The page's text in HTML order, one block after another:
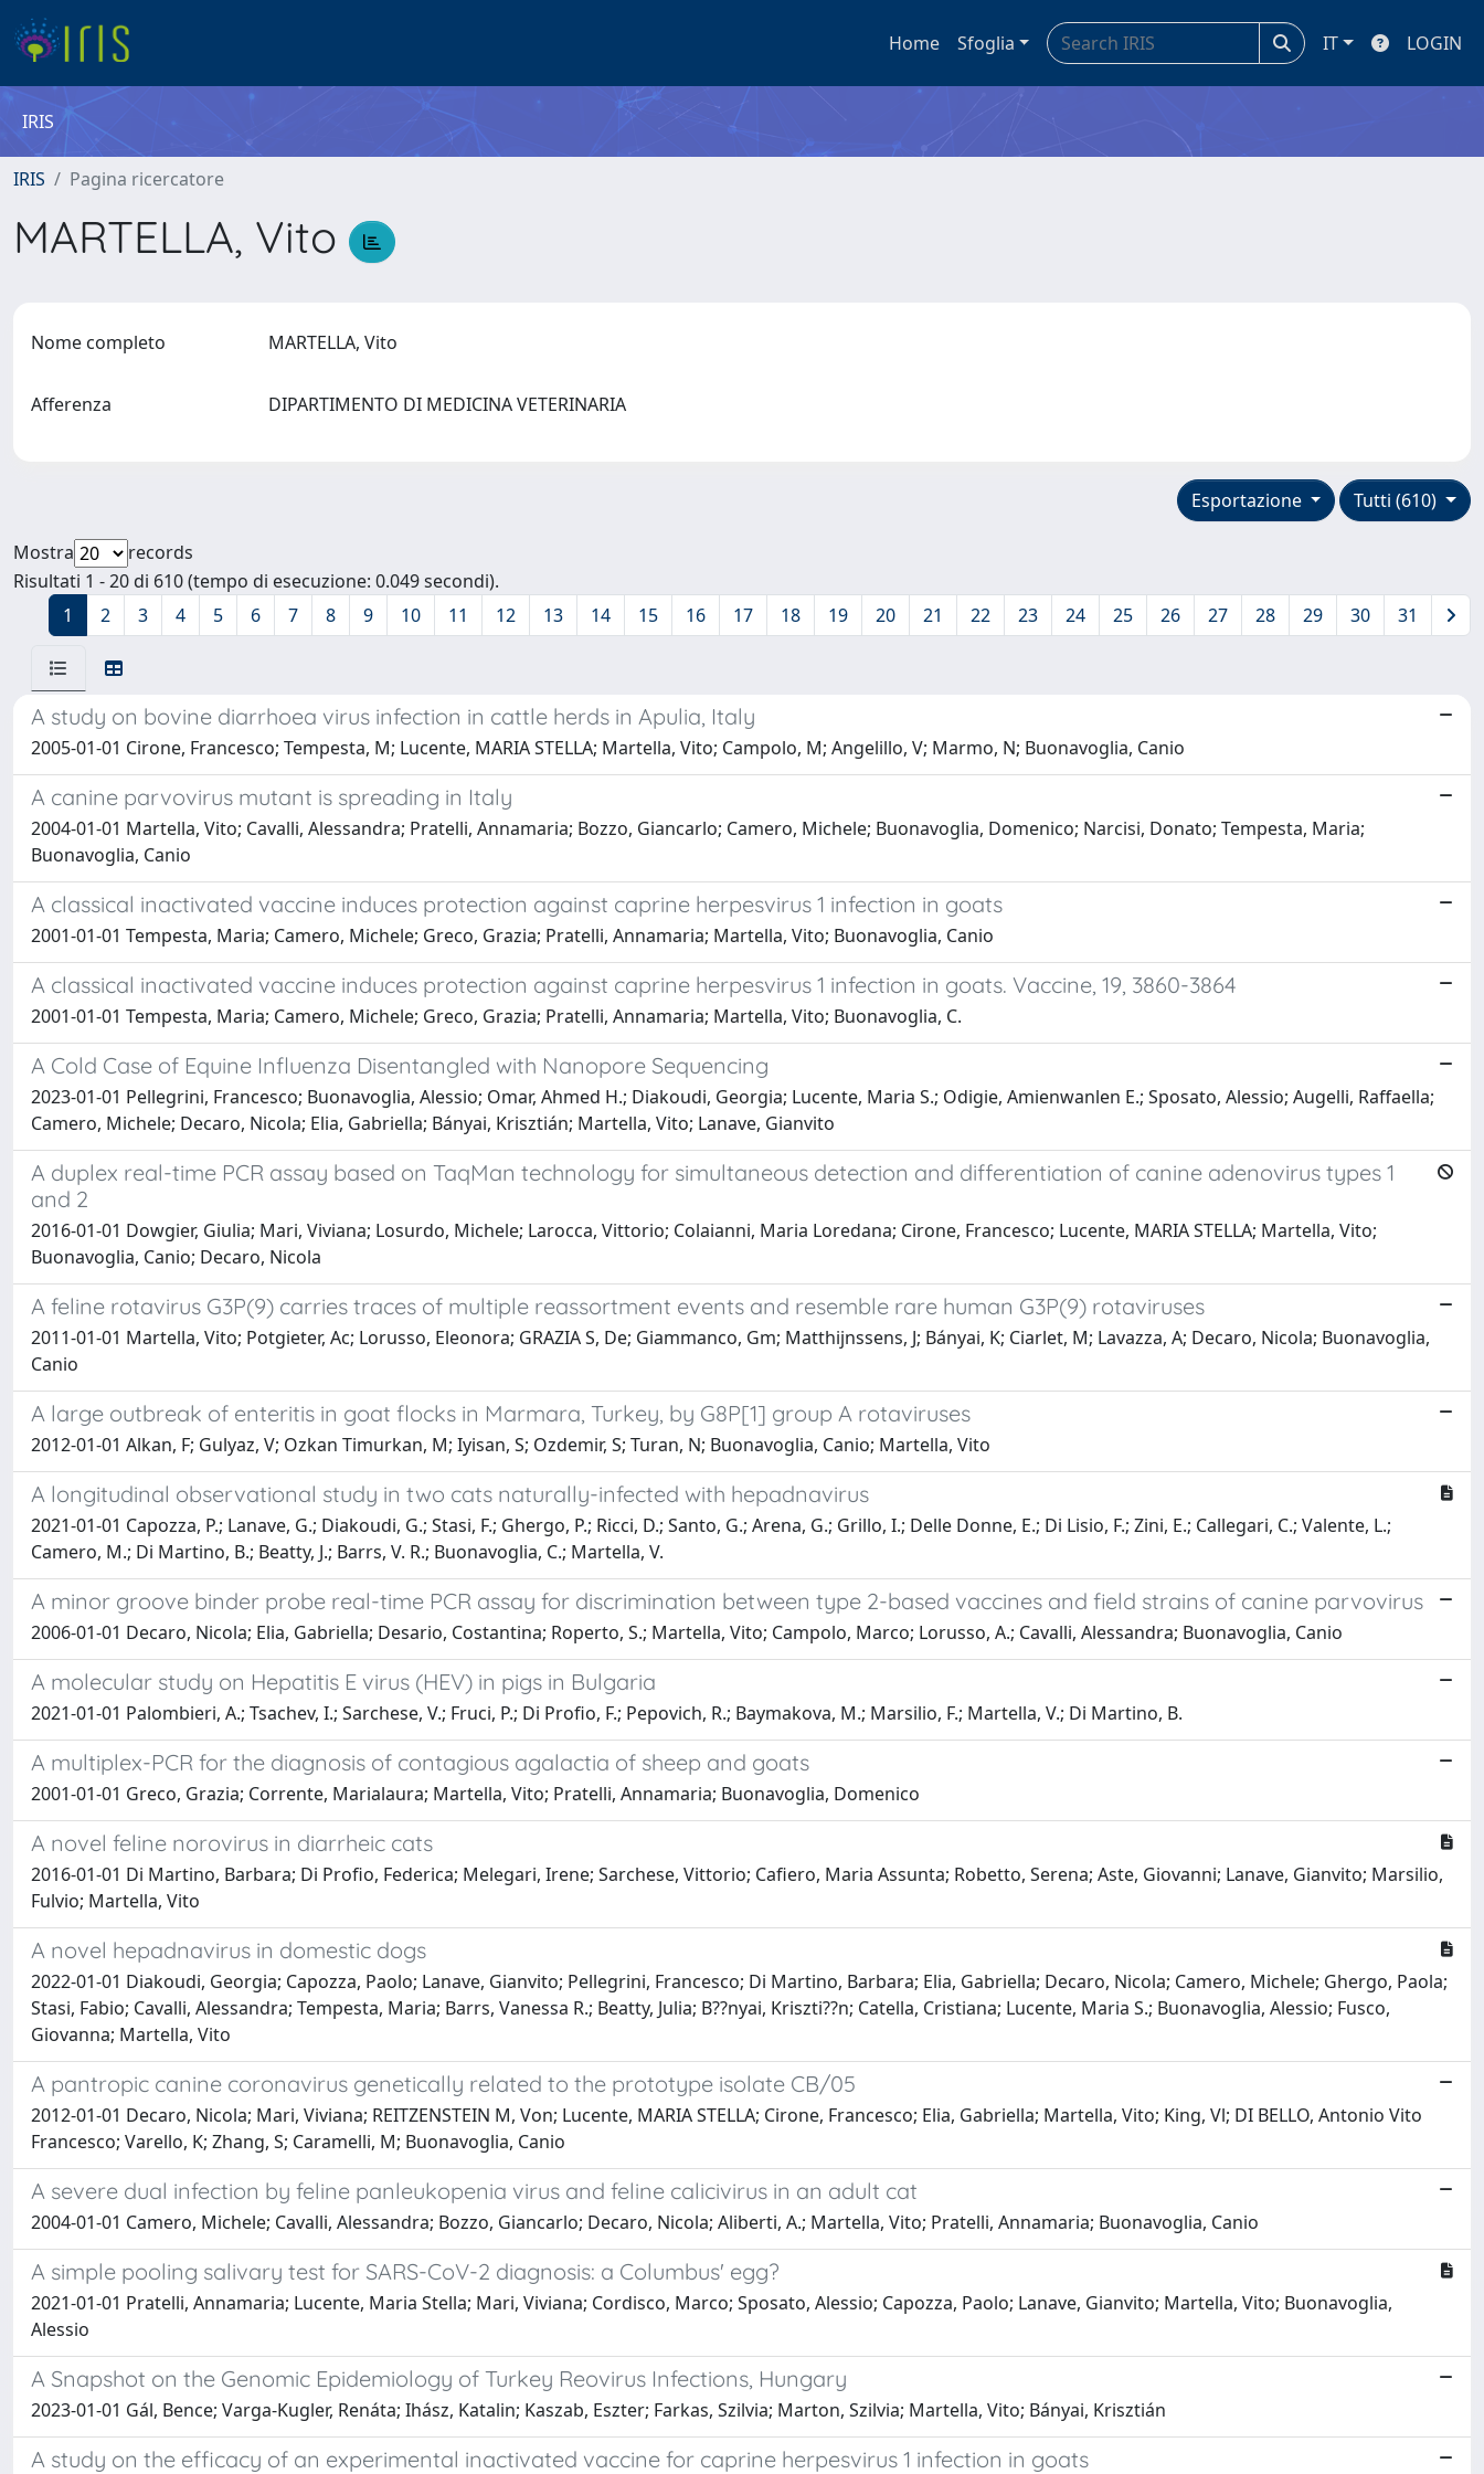
Home Sfoglia IT LOGIN
IRIS
IRIS Pagina ricercatore
MARTELLA, Vito
Nome completo MARTELLA, Vito
Afferenza DIPARTIMENTO DI MEDICINA VETERINARIA
Tutti (610)
Esportazione
Mostra
records
Risultati 1 - 20 di 610 (tempo di esecuzione: 0.049 secondi).
1
2 3 4 5 6 7 8 9 10 11 12 13 14 15 16 17 18 19 20 21 22 23 24 25 26 27 28 29 30 31
A study on bovine diarrhoea virus infection in cattle herds in Apulia, Italy
2005-01-01 Cirone, Francesco; Tempesta, M; Lucente, MARIA STELLA; Martella, Vito; Campolo, M; Angelillo, V; Marmo, N; Buonavoglia, Canio
A canine parvovirus mutant is spreading in Italy
2004-01-01 Martella, Vito; Cavalli, Alessandra; Pratelli, Annamaria; Bozzo, Giancarlo; Camero, Michele; Buonavoglia, Domenico; Narcisi, Donato; Tempesta, Maria;
Buonavoglia, Canio
A classical inactivated vaccine induces protection against caprine herpesvirus 1 infection in goats
2001-01-01 Tempesta, Maria; Camero, Michele; Greco, Grazia; Pratelli, Annamaria; Martella, Vito; Buonavoglia, Canio
A classical inactivated vaccine induces protection against caprine herpesvirus 1 infection in goats. Vaccine, 19, 3860-3864
2001-01-01 Tempesta, Maria; Camero, Michele; Greco, Grazia; Pratelli, Annamaria; Martella, Vito; Buonavoglia, C.
A Cold Case of Equine Influenza Disentangled with Nanopore Sequencing
2023-01-01 Pellegrini, Francesco; Buonavoglia, Alessio; Omar, Ahmed H.; Diakoudi, Georgia; Lucente, Maria S.; Odigie, Amienwanlen E.; Sposato, Alessio; Augelli, Raffaella;
Camero, Michele; Decaro, Nicola; Elia, Gabriella; Bányai, Krisztián; Martella, Vito; Lanave, Gianvito
A duplex real-time PCR assay based on TaqMan technology for simultaneous detection and differentiation of canine adenovirus types 1
and 2
2016-01-01 Dowgier, Giulia; Mari, Viviana; Losurdo, Michele; Larocca, Vittorio; Colaianni, Maria Loredana; Cirone, Francesco; Lucente, MARIA STELLA; Martella, Vito;
Buonavoglia, Canio; Decaro, Nicola
A feline rotavirus G3P(9) carries traces of multiple reassortment events and resemble rare human G3P(9) rotaviruses
2011-01-01 Martella, Vito; Potgieter, Ac; Lorusso, Eleonora; GRAZIA S, De; Giammanco, Gm; Matthijnssens, J; Bányai, K; Ciarlet, M; Lavazza, A; Decaro, Nicola; Buonavoglia,
Canio
A large outbreak of enteritis in goat flocks in Marmara, Turkey, by G8P[1] group A rotaviruses
2012-01-01 Alkan, F; Gulyaz, V; Ozkan Timurkan, M; Iyisan, S; Ozdemir, S; Turan, N; Buonavoglia, Canio; Martella, Vito
A longitudinal observational study in two cats naturally-infected with hepadnavirus
2021-01-01 Capozza, P.; Lanave, G.; Diakoudi, G.; Stasi, F.; Ghergo, P.; Ricci, D.; Santo, G.; Arena, G.; Grillo, I.; Delle Donne, E.; Di Lisio, F.; Zini, E.; Callegari, C.; Valente, L.;
Camero, M.; Di Martino, B.; Beatty, J.; Barrs, V. R.; Buonavoglia, C.; Martella, V.
A minor groove binder probe real-time PCR assay for discrimination between type 2-based vaccines and field strains of canine parvovirus
2006-01-01 Decaro, Nicola; Elia, Gabriella; Desario, Costantina; Roperto, S.; Martella, Vito; Campolo, Marco; Lorusso, A.; Cavalli, Alessandra; Buonavoglia, Canio
A molecular study on Hepatitis E virus (HEV) in pigs in Bulgaria
2021-01-01 Palombieri, A.; Tsachev, I.; Sarchese, V.; Fruci, P.; Di Profio, F.; Pepovich, R.; Baymakova, M.; Marsilio, F.; Martella, V.; Di Martino, B.
A multiplex-PCR for the diagnosis of contagious agalactia of sheep and goats
2001-01-01 Greco, Grazia; Corrente, Marialaura; Martella, Vito; Pratelli, Annamaria; Buonavoglia, Domenico
A novel feline norovirus in diarrheic cats
2016-01-01 Di Martino, Barbara; Di Profio, Federica; Melegari, Irene; Sarchese, Vittorio; Cafiero, Maria Assunta; Robetto, Serena; Aste, Giovanni; Lanave, Gianvito; Marsilio,
Fulvio; Martella, Vito
A novel hepadnavirus in domestic dogs
2022-01-01 Diakoudi, Georgia; Capozza, Paolo; Lanave, Gianvito; Pellegrini, Francesco; Di Martino, Barbara; Elia, Gabriella; Decaro, Nicola; Camero, Michele; Ghergo, Paola;
Stasi, Fabio; Cavalli, Alessandra; Tempesta, Maria; Barrs, Vanessa R.; Beatty, Julia; B??nyai, Kriszti??n; Catella, Cristiana; Lucente, Maria S.; Buonavoglia, Alessio; Fusco,
Giovanna; Martella, Vito
A pantropic canine coronavirus genetically related to the prototype isolate CB/05
2012-01-01 Decaro, Nicola; Mari, Viviana; REITZENSTEIN M, Von; Lucente, MARIA STELLA; Cirone, Francesco; Elia, Gabriella; Martella, Vito; King, Vl; DI BELLO, Antonio Vito
Francesco; Varello, K; Zhang, S; Caramelli, M; Buonavoglia, Canio
A severe dual infection by feline panleukopenia virus and feline calicivirus in an adult cat
2004-01-01 Camero, Michele; Cavalli, Alessandra; Bozzo, Giancarlo; Decaro, Nicola; Aliberti, A.; Martella, Vito; Pratelli, Annamaria; Buonavoglia, Canio
A simple pooling salivary test for SARS-CoV-2 diagnosis: a Columbus' egg?
2021-01-01 Pratelli, Annamaria; Lucente, Maria Stella; Mari, Viviana; Cordisco, Marco; Sposato, Alessio; Capozza, Paolo; Lanave, Gianvito; Martella, Vito; Buonavoglia,
Alessio
A Snapshot on the Genomic Epidemiology of Turkey Reovirus Infections, Hungary
2023-01-01 Gál, Bence; Varga-Kugler, Renáta; Ihász, Katalin; Kaszab, Eszter; Farkas, Szilvia; Marton, Szilvia; Martella, Vito; Bányai, Krisztián
A study on the efficacy of an experimental inactivated vaccine for caprine herpesvirus 1 infection in goats